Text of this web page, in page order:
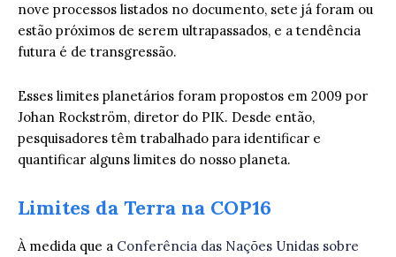
nove processos listados no documento, sete já foram ou
estão próximos de serem ultrapassados, e a tendência
futura é de transgressão.
Esses limites planetários foram propostos em 2009 por
Johan Rockström, diretor do PIK. Desde então,
pesquisadores têm trabalhado para identificar e
quantificar alguns limites do nosso planeta.
Limites da Terra na COP16
À medida que a Conferência das Nações Unidas sobre